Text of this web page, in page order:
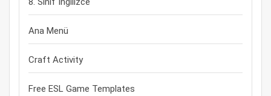
Ana Menü
Craft Activity
Free ESL Game Templates